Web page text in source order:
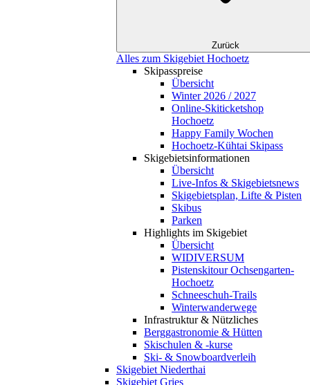
Zurück
Alles zum Skigebiet Hochoetz
Skipasspreise
Übersicht
Winter 2026 / 2027
Online-Skiticketshop
Hochoetz
Happy Family Wochen
Hochoetz-Kühtai Skipass
Skigebietsinformationen
Übersicht
Live-Infos & Skigebietsnews
Skigebietsplan, Lifte & Pisten
Skibus
Parken
Highlights im Skigebiet
Übersicht
WIDIVERSUM
Pistenskitour Ochsengarten-
Hochoetz
Schneeschuh-Trails
Winterwanderwege
Infrastruktur & Nützliches
Berggastronomie & Hütten
Skischulen & -kurse
Ski- & Snowboardverleih
Skigebiet Niederthai
Skigebiet Gries